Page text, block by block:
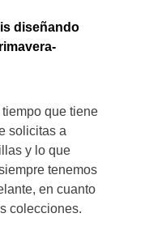
diseñando
que tiene
solicitas a
y lo que
tenemos
en cuanto
colecciones.